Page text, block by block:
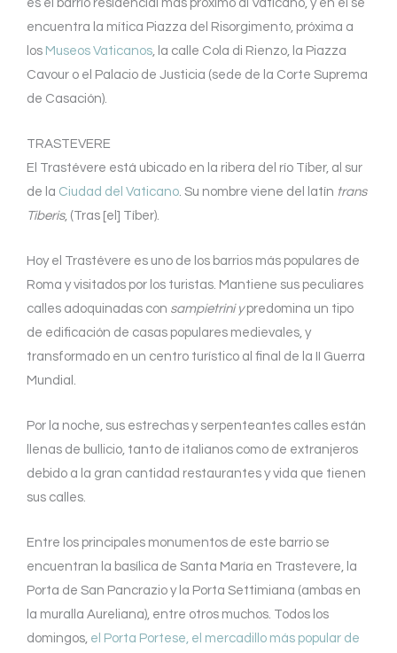
es el barrio residencial más próximo al Vaticano, y en él se
encuentra la mítica Piazza del Risorgimento, próxima a
los Museos Vaticanos, la calle Cola di Rienzo, la Piazza
Cavour o el Palacio de Justicia (sede de la Corte Suprema
de Casación).
TRASTEVERE
El Trastévere está ubicado en la ribera del río Tíber, al sur
de la Ciudad del Vaticano. Su nombre viene del latín trans
Tiberis, (Tras [el] Tíber).
Hoy el Trastévere es uno de los barrios más populares de
Roma y visitados por los turistas. Mantiene sus peculiares
calles adoquinadas con sampietrini ypredomina un tipo
de edificación de casas populares medievales, y
transformado en un centro turístico al final de la II Guerra
Mundial.
Por la noche, sus estrechas y serpenteantes calles están
llenas de bullicio, tanto de italianos como de extranjeros
debido a la gran cantidad restaurantes y vida que tienen
sus calles.
Entre los principales monumentos de este barrio se
encuentran la basílica de Santa María en Trastevere, la
Porta de San Pancrazio y la Porta Settimiana (ambas en
la muralla Aureliana), entre otros muchos. Todos los
domingos, el Porta Portese, el mercadillo más popular de